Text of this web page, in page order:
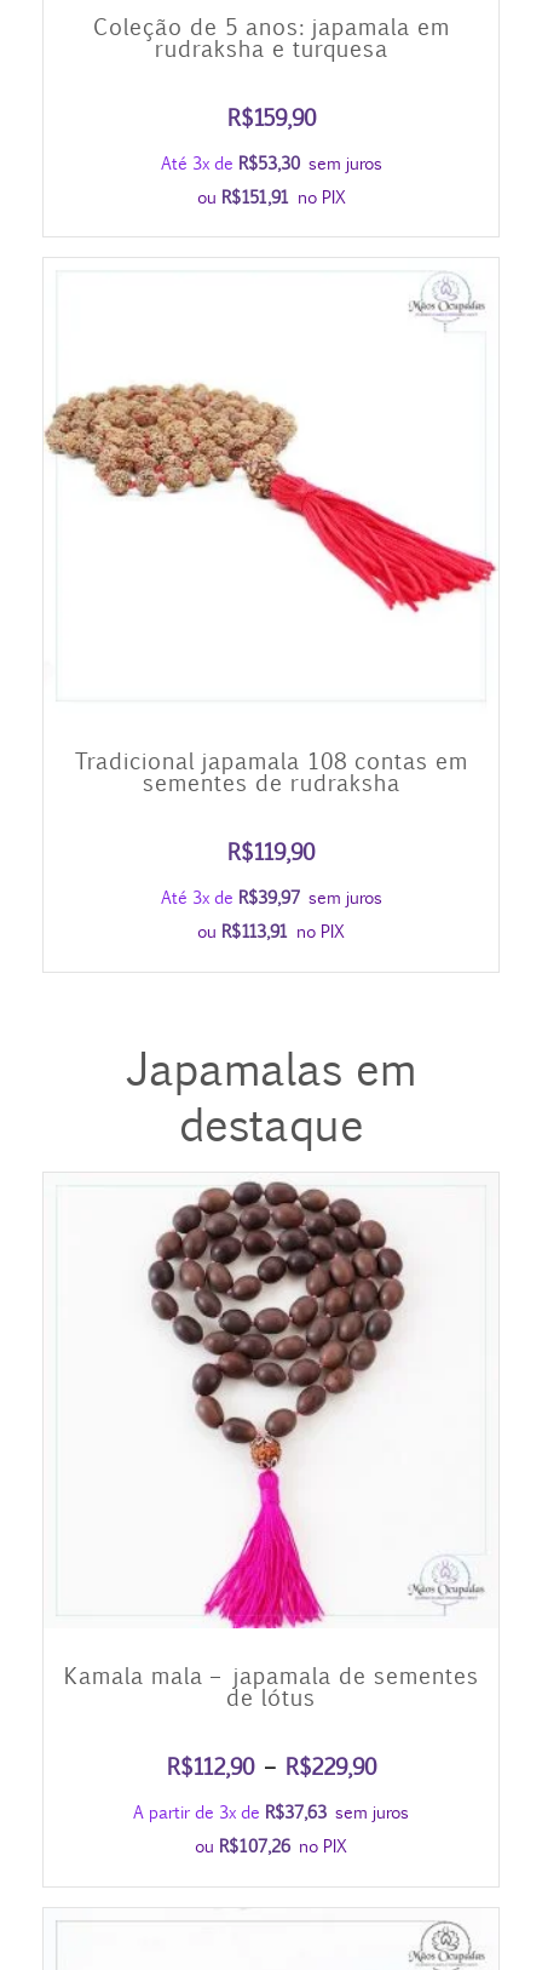
5.00Coleção de 5 anos: japamala em
rudraksha e turquesa
R$159,90
Até 3x de R$53,30 sem juros
ou R$151,91 no PIX
Tradicional japamala 108 contas em
sementes de rudraksha
R$119,90
Até 3x de R$39,97 sem juros
ou R$113,91 no PIX
Japamalas em
destaque
Kamala mala – japamala de sementes
de lótus
R$112,90 – R$229,90Faixa
de
através
R$229,90
A partir de 3x de R$37,63 sem juros
ou R$107,26 no PIX